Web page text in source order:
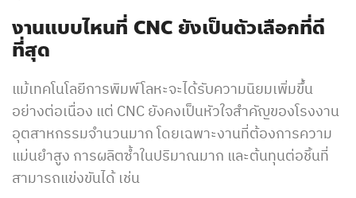
งานแบบไหนที่ CNC ยังเป็นตัวเลือกที่ดี
ที่สุด
แม้เทคโนโลยีการพิมพ์โลหะจะได้รับความนิยมเพิ่มขึ้น
อย่างต่อเนื่อง แต่ CNC ยังคงเป็นหัวใจสำคัญของโรงงาน
อุตสาหกรรมจำนวนมาก โดยเฉพาะงานที่ต้องการความ
แม่นยำสูง การผลิตซ้ำในปริมาณมาก และต้นทุนต่อชิ้นที่
สามารถแข่งขันได้ เช่น